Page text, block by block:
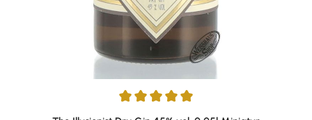
Durchschnittliche Bewertung von 5 von 5 Sternen